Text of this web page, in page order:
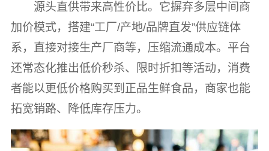
源头直供带来高性价比。它摒弃多层中间商
加价模式，搭建“工厂/产地/品牌直发”供应链体
系，直接对接生产厂商等，压缩流通成本。平台
还常态化推出低价秒杀、限时折扣等活动，消费
者能以更低价格购买到正品生鲜食品，商家也能
拓宽销路、降低库存压力。